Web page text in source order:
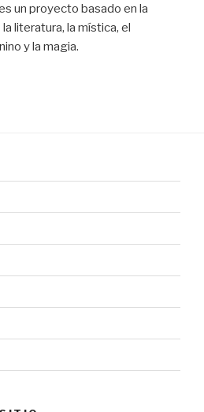
un proyecto basado en la
literatura, la mística, el
y la magia.